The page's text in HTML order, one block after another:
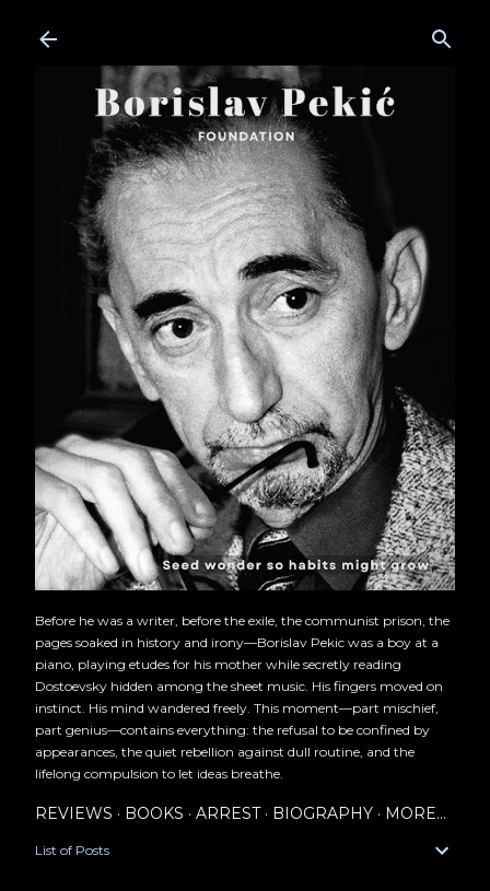
Before he was a writer, before the exile, the communist prison, the
pages soaked in history and irony—Borislav Pekic was a boy at a
piano, playing etudes for his mother while secretly reading
Dostoevsky hidden among the sheet music. His fingers moved on
instinct. His mind wandered freely. This moment—part mischief,
part genius—contains everything: the refusal to be confined by
appearances, the quiet rebellion against dull routine, and the
lifelong compulsion to let ideas breathe.
REVIEWS BOOKS ARREST BIOGRAPHY MORE…
List of Posts